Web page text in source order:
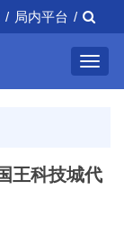
/ 局内平台 /
王科技城代